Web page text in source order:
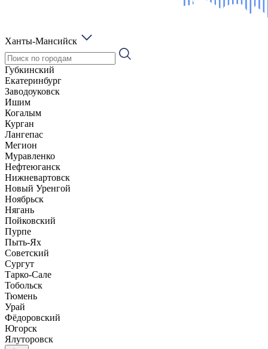
Ханты-Мансийск
Губкинский
Екатеринбург
Заводоуковск
Ишим
Когалым
Курган
Лангепас
Мегион
Муравленко
Нефтеюганск
Нижневартовск
Новый Уренгой
Ноябрьск
Нягань
Пойковский
Пурпе
Пыть-Ях
Советский
Сургут
Тарко-Сале
Тобольск
Тюмень
Урай
Фёдоровский
Югорск
Ялуторовск